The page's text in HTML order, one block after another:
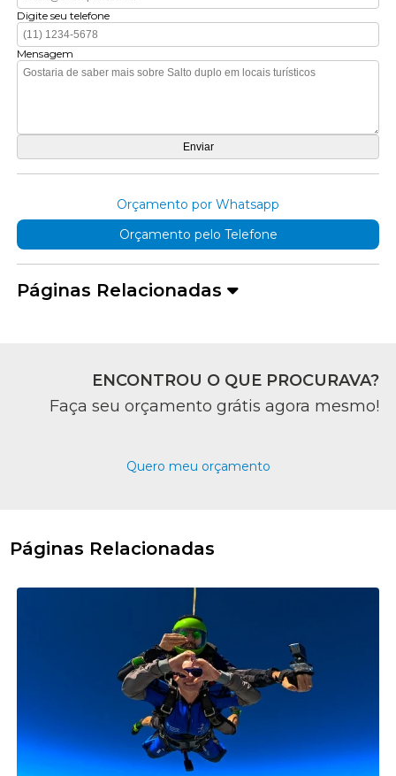
Digite seu telefone
Mensagem
Orçamento por Whatsapp
Orçamento pelo Telefone
Páginas Relacionadas
ENCONTROU O QUE PROCURAVA?
Faça seu orçamento grátis agora mesmo!
Quero meu orçamento
Páginas Relacionadas